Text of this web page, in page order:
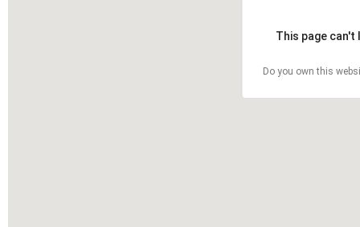
This page
Do you own this